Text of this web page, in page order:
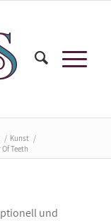
/ Kunst /
Teeth
und